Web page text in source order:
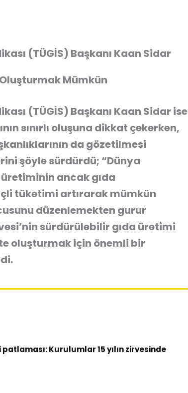
(TÜGİS) Başkanı Kaan Sidar
Mümkün
(TÜGİS) Başkanı Kaan Sidar ise
sınırlı oluşuna dikkat çekerken,
da gözetilmesi
şöyle sürdürdü; “Dünya
ancak gıda
tüketimi artırarak mümkün
düzenlemekten gurur
sürdürülebilir gıda üretimi
oluşturmak için önemli bir
Kurulumlar 15 yılın zirvesinde